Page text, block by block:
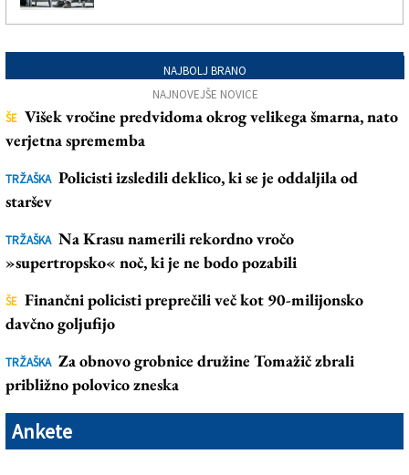
NAJBOLJ BRANO
NAJNOVEJŠE NOVICE
ŠE Višek vročine predvidoma okrog velikega šmarna, nato
verjetna sprememba
TRŽAŠKA Policisti izsledili deklico, ki se je oddaljila od
staršev
TRŽAŠKA Na Krasu namerili rekordno vročo
»supertropsko« noč, ki je ne bodo pozabili
ŠE Finančni policisti preprečili več kot 90-milijonsko
davčno goljufijo
TRŽAŠKA Za obnovo grobnice družine Tomažič zbrali
približno polovico zneska
Ankete